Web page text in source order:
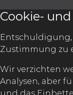
Cookie-
Zustimmung zu
Wir verzichten
Analysen, aber